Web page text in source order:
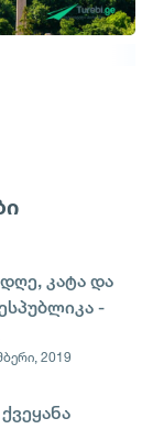
კატა და
-
2019